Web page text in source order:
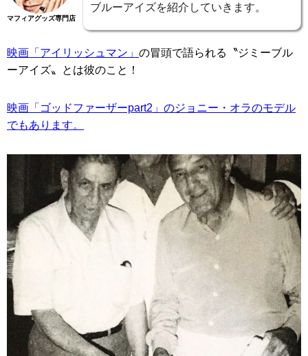
マフィアグッズ専門店
ブルーアイズを紹介していきます。
映画「アイリッシュマン」 の冒頭で語られる〝ジミーブル
ーアイズ〟とは彼のこと！
映画「ゴッドファーザーpart2」のジョニー・オラのモデル
でもあります。